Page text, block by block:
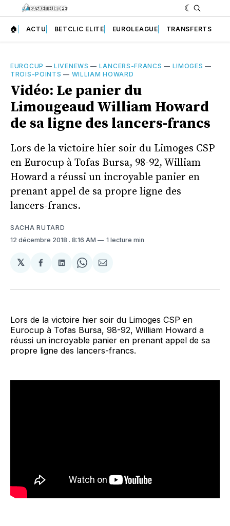
🏠 ACTU BETCLIC ELITE EUROLEAGUE TRANSFERTS
EUROCUP —LIVENEWS — LANCERS-FRANCS — LIMOGES —
TROIS-POINTS — WILLIAM HOWARD
Vidéo: Le panier du
Limougeaud William Howard
de sa ligne des lancers-francs
Lors de la victoire hier soir du Limoges CSP
en Eurocup à Tofas Bursa, 98-92, William
Howard a réussi un incroyable panier en
prenant appel de sa propre ligne des
lancers-francs.
SACHA RUTARD
12 décembre 2018 . 8:16 AM 1 lecture min
𝕏
Partager
Facebook
Partager
LinkedIn
Share
WhatsApp
Partager
Courriel
Lors de la victoire hier soir du Limoges CSP en
Eurocup à Tofas Bursa, 98-92, William Howard a
réussi un incroyable panier en prenant appel de sa
propre ligne des lancers-francs.